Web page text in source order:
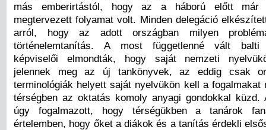
más emberirtástól, hogy az a háború előtt már
megtervezett folyamat volt. Minden delegáció
arról, hogy az adott országban milyen
történelemtanítás. A most függetlenné vált balti
képviselői elmondták, hogy saját nemzeti
jelennek meg az új tankönyvek, az eddig csak
terminológiák helyett saját nyelvükön kell a fogalmakat
térségben az oktatás komoly anyagi gondokkal küzd.
úgy fogalmazott, hogy térségükben a tanárok
értelemben, hogy őket a diákok és a tanítás érdekli